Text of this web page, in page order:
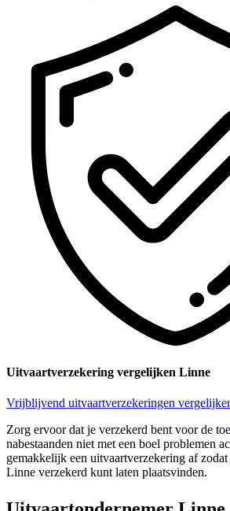
Uitvaartverzekering vergelijken Linne
Vrijblijvend uitvaartverzekeringen
Zorg ervoor dat je verzekerd bent voor de
nabestaanden niet met een boel problemen
gemakkelijk een uitvaartverzekering af
Linne verzekerd kunt laten plaatsvinden.